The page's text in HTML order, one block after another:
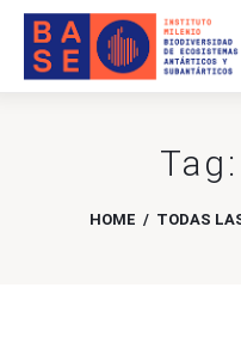
HOME TODAS